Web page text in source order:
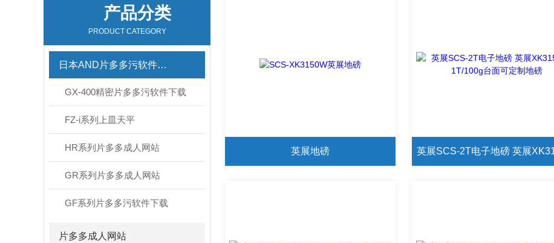
产品分类
PRODUCT CATEGORY
日本AND片多多污软件下载
GX-400精密片多多污软件下载
FZ-i系列上皿天平
HR系列片多多成人网站
GR系列片多多成人网站
GF系列片多多污软件下载
片多多成人网站
英展地磅